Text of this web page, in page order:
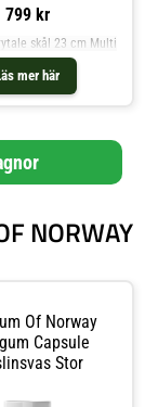
799 kr
mer här
skål 23 cm Multi
NORWAY
Of Norway
Capsule
Stor